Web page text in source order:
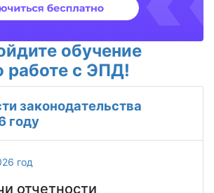
обучение
работе с ЭПД!
законодательства
году
год
отчетности